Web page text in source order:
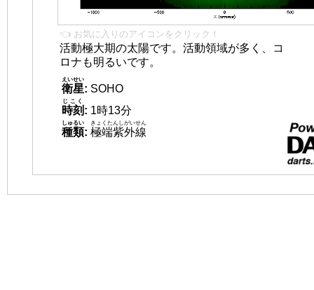
👈 お気に入りのアイコンをクリック！
活動極大期の太陽です。活動領域が多く、コ
ロナも明るいです。
衛星
えいせい
: SOHO
時刻
じこく
: 1時13分
種類
しゅるい
: 極端紫外線
きょくたんしがいせん